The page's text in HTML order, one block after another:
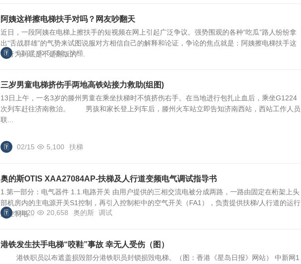
阿姨这样擦电梯扶手对吗？网友吵翻天
近日，一段阿姨在电梯上擦扶手的短视频在网上引起广泛争议。强势围观的各种“吃瓜”路人纷纷拿
出“舌战群雄”的气势来试图说服对方相信自己的解释和论证，争论的焦点就是：阿姨擦电梯扶手这
一行为到底是不是翻版的“...
02/27 5,682 扶梯
三岁男童电梯挤伤手两地高铁站接力救助(组图)
13日上午，一名3岁的滕州男童在乘坐扶梯时不慎挤伤右手。在当地进行包扎止血后，乘坐G1224
次列车赶往济南救治。 男孩和家长登上列车后，滕州火车站立即告知济南西站，西站工作人员
联...
02/15 5,100 扶梯
奥的斯OTIS XAA27084AP-扶梯及人行道变频电气调试指导书
1.第一部分：电气器件 1.1.电路开关 由用户提供的三相交流电被分成两路，一路由固定在桁架上头
部机房内的主电源开关S1控制，再引入控制柜中的空气开关（FA1），负责提供扶梯/人行道的运行
及控制电...
01/20 20,658 奥的斯 调试
港铁发生扶手电梯“咬鞋”事故 幸无人受伤（图）
港铁职员以布遮盖损毁部分港铁职员封锁损毁电梯。（图：香港《星岛日报》网站） 中新网1